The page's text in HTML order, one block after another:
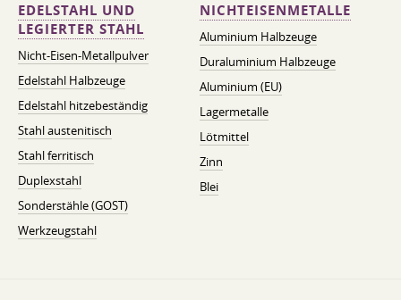
EDELSTAHL UND
LEGIERTER STAHL
Nicht-Eisen-Metallpulver
Edelstahl Halbzeuge
Edelstahl hitzebeständig
Stahl austenitisch
Stahl ferritisch
Duplexstahl
Sonderstähle (GOST)
Werkzeugstahl
NICHTEISENMETALLE
Aluminium Halbzeuge
Duraluminium Halbzeuge
Aluminium (EU)
Lagermetalle
Lötmittel
Zinn
Blei